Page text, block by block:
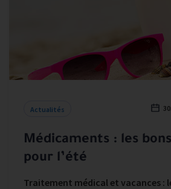
Actualités
Médicaments : les
pour l’été
Traitement médical et vacances :